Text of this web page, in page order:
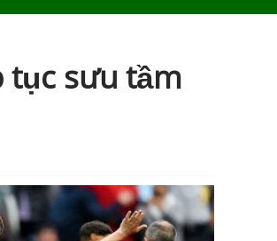
tục sưu tầm